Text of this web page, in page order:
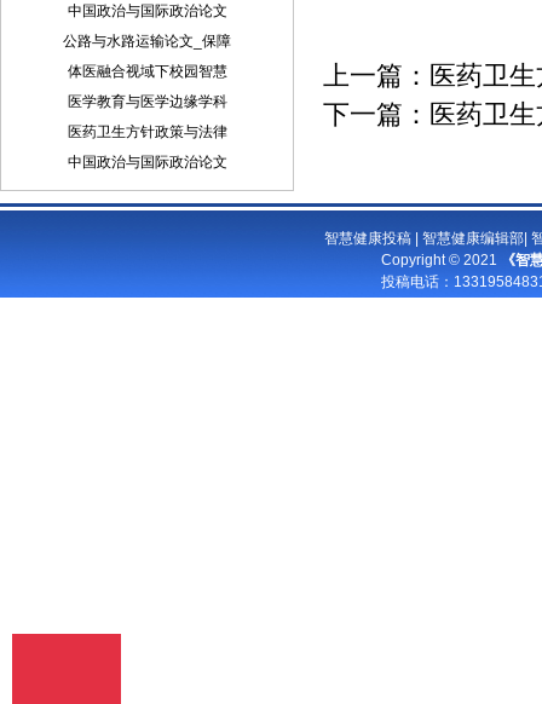
删权。 7、我们对有一稿多投、剽窃或抄
袭行为者，将保留追究由此引起的法律、
经济责任的权利。 二、投稿方式： 1、 请
稿件，请注明出处并附带原文。 3、 请按
稿件内容投递到相关编辑信箱 三、稿件著
作权： 1、 投稿人保证其向我方所投之作
对所投作品拥有合法的著作权，无第三人
中国政治与国际政治论文
公路与水路运输论文_保障
体医融合视域下校园智慧
医学教育与医学边缘学科
医药卫生方针政策与法律
中国政治与国际政治论文
上一篇： 医药卫
下一篇： 医药卫
智慧健康投稿| 智慧健康编辑部|
Copyright © 2021
《智
投稿电话：